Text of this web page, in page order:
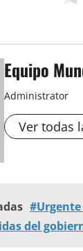
Equipo
Administrator
Ver todas
del